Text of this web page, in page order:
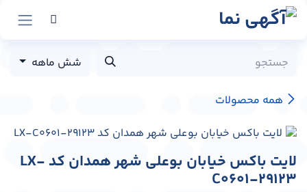
پرش به محتوا
همه محصولات
شش ماهه
لایت باکس خیابان بوعلی شهر همدان کد LX-
C0601-29123